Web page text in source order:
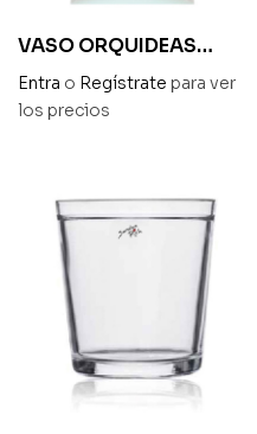
VASO ORQUIDEAS
AGUA MARINA ALTO
13,5cm – DIAM. 12,5cm
Entra o Regístrate para ver
los precios